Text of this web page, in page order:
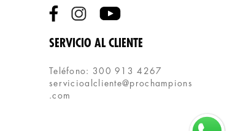
SERVICIO AL CLIENTE
Teléfono: 300 913 4267
servicioalcliente@prochampions
.com